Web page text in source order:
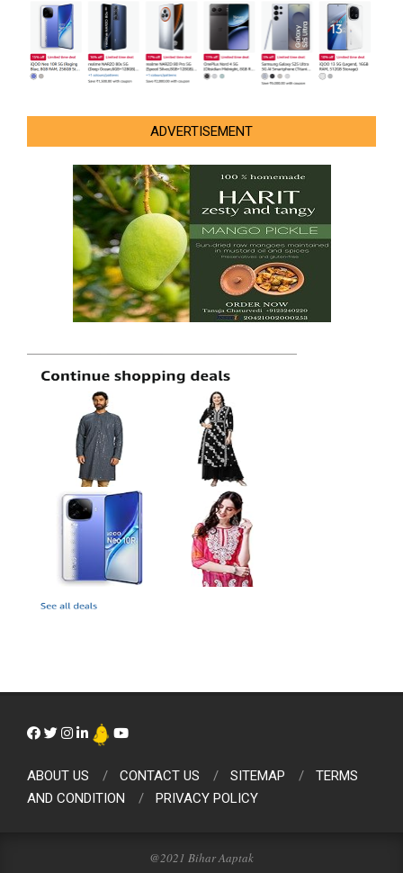
ADVERTISEMENT
ABOUT US CONTACT US SITEMAP
TERMS
AND CONDITION
PRIVACY POLICY
@2021 Bihar Aaptak